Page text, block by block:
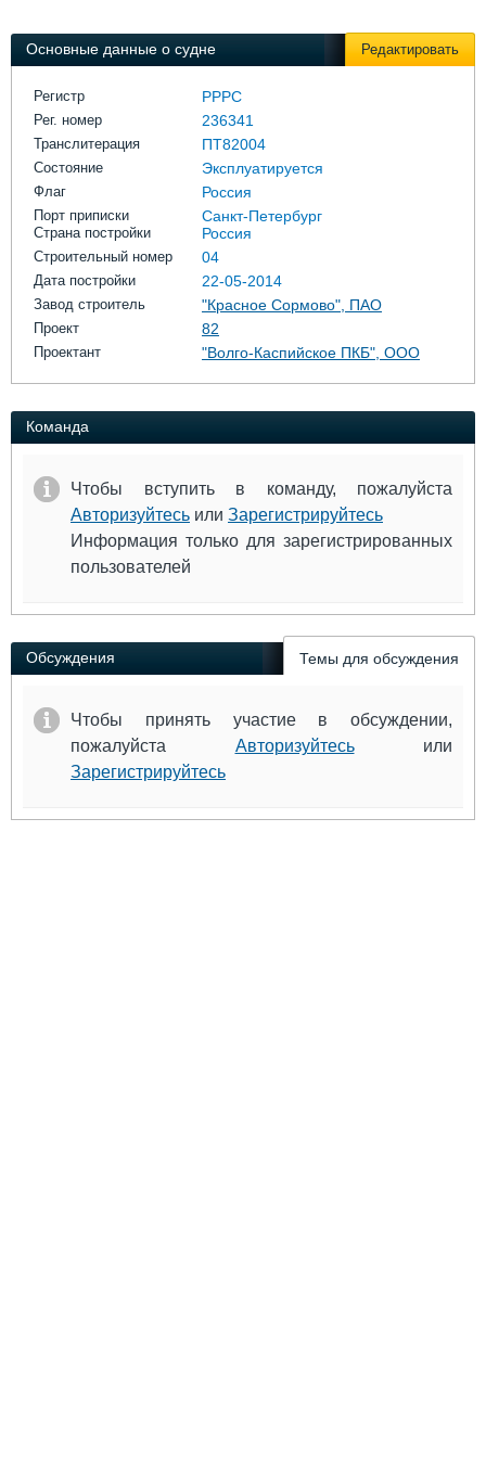
Личности
Форум
Основные данные о судне Редактировать
Регистр РРРС
Рег. номер 236341
Транслитерация ПТ82004
Состояние Эксплуатируется
Флаг Россия
Порт приписки Санкт-Петербург
Страна постройки Россия
Строительный номер 04
Дата постройки 22-05-2014
Завод строитель "Красное Сормово", ПАО
Проект 82
Проектант "Волго-Каспийское ПКБ", ООО
Команда
Чтобы вступить в команду, пожалуйста
Авторизуйтесь или Зарегистрируйтесь
Информация только для зарегистрированных
пользователей
Обсуждения Темы для обсуждения
Чтобы принять участие в обсуждении,
пожалуйста Авторизуйтесьили
Зарегистрируйтесь